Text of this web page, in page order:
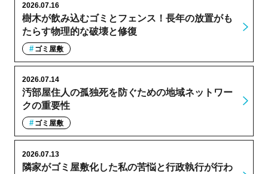
樹木が飲み込むゴミとフェンス！長年の放置がも
たらす物理的な破壊と修復
2026.07.16
ゴミ屋敷
汚部屋住人の孤独死を防ぐための地域ネットワー
クの重要性
2026.07.14
ゴミ屋敷
隣家がゴミ屋敷化した私の苦悩と行政執行が行わ
2026.07.13